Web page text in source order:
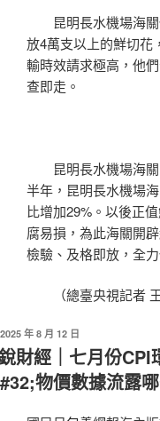
昆明長水機場海
放4萬支以上的鮮切花
輸時效請求極高，他
查即走。
昆明長水機場海
半年，昆明長水機場
比增加29%。以後正
腐易損，為此海關開
檢驗、及格即放，全
（總臺央視記者
發
佈
於
2025 年 8 月 12 日
財經｜七月份CPI
#32;物價數據流露